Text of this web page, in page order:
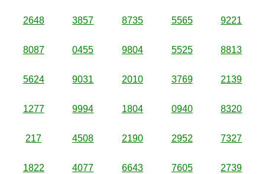
2648 3857 8735 5565 9221
8087 0455 9804 5525 8813
5624 9031 2010 3769 2139
1277 9994 1804 0940 8320
217 4508 2190 2952 7327
1822 4077 6643 7605 2739